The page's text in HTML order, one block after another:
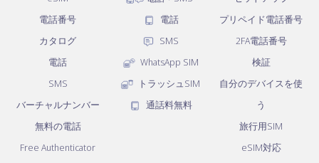
電話番号
カタログ
電話
SMS
バーチャルナンバー
無料の電話
Free Authenticator
電話
SMS
WhatsApp SIM
トラッシュSIM
通話料無料
プリペイド電話番号
2FA電話番号
検証
自分のデバイスを使
う
旅行用SIM
eSIM対応